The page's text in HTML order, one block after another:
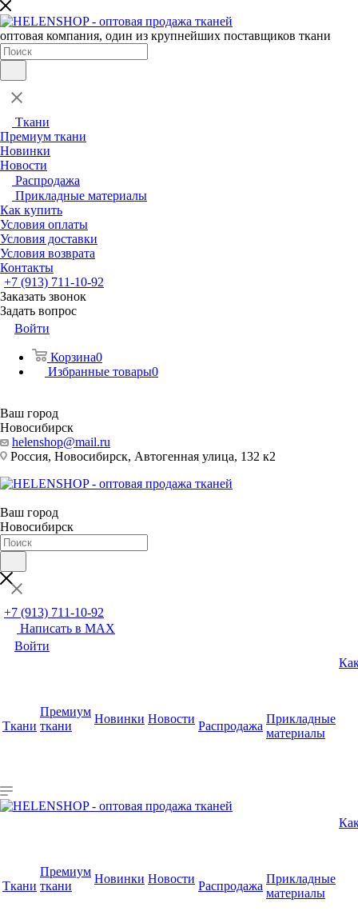
оптовая компания, один из крупнейших поставщиков ткани
Ткани
Премиум ткани
Новинки
Новости
Распродажа
Прикладные материалы
Как купить
Условия оплаты
Условия доставки
Условия возврата
Контакты
+7 (913) 711-10-92
Заказать звонок
Задать вопрос
Войти
Корзина0
Избранные товары0
Ваш город
Новосибирск
helenshop@mail.ru
Россия, Новосибирск, Автогенная улица, 132 к2
Ваш город
Новосибирск
+7 (913) 711-10-92
Написать в MAX
Войти
Ткани
Премиум
ткани
Новинки Новости
Распродажа
Прикладные
материалы
Ткани
Премиум
ткани
Новинки Новости
Распродажа
Прикладные
материалы